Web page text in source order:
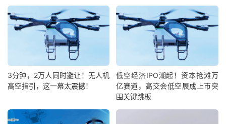
3分钟，2万人同时避让！无人机
高空指引，这一幕太震撼！
低空经济IPO潮起！资本抢滩万
亿赛道，高交会低空展成上市突
围关键跳板